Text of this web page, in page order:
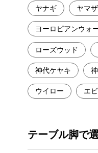
ヤナギ ヤマ
ヨーロピアンウォ
ローズウッド
神代ケヤキ
ウイロー エ
テーブル脚で